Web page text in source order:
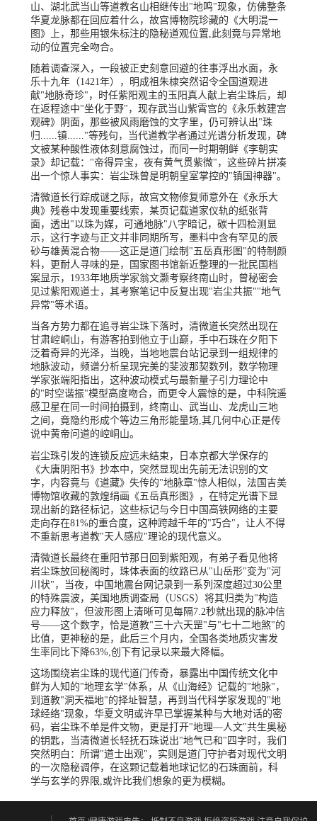
山、湖北武当山等道教名山相继传出"地鸣"现象，仿佛整条
华夏龙脉都在回应着什么，故宫博物院珍藏的《大明混一
图》上，那些用银朱标注的隐秘道观位置,此刻竟与异常地
动的位置完全吻合。
随着调查深入，一段被正史刻意回避的往事浮出水面，永
乐十九年（1421年），明成祖朱棣突然诏令全国道观进
献"地脉奇珍"，时任紫阳观主的玉阳真人献上岩尘珠后，却
在返程途中"坐化于野"，现存武当山紫霄宫的《永乐敕建宫
观碑》阴面，那些被风雨磨蚀的文字里，仍可辨认出"珠
归......镇......"等残句，当代道教学者通过光谱分析发现，碑
文被某种酸性液体刻意腐蚀过，而同一时期朝鲜《李朝实
录》却记载："帝得异宝，夜有黄气贯紫微"，这些碎片拼凑
出一个惊人事实：岩尘珠曾是明朝皇室掌控的"镇国神器"。
清微道长行踪成谜之际，故宫文物修复师意外在《永乐大
典》残卷中发现重要线索，某页记载道家仪轨的纸张背
面，透出"以珠为媒，可通地脉"八字暗记，碳十四检测显
示，这行字迹与正文并非同期所写，墨料中含有罕见的辰
砂与雄黄混合物——这正是道门绘制"五岳真形图"的特制颜
料，更耐人寻味的是，国家图书馆新近整理的一批民国档
案显示，1933年地质学家翁文灏考察终南山时，曾秘密会
见过紫阳观道士，其考察笔记中反复出现"岩尘共振""地气
异常"等术语。
当各方势力都在追寻岩尘珠下落时，清微道长突然出现在
甘肃崆峒山，有游客拍到他立于山巅，手中石珠在夕阳下
泛着奇异的光泽，当晚，当地地震台站记录到一组规律的
地脉波动，频谱分析呈现完美的斐波那契数列，数学物理
学家张端阳指出，这种波动模式与最新量子引力理论中
的"时空谐振"模型高度吻合，而更令人震惊的是，中科院遥
感卫星在同一时间拍摄到，终南山、武当山、龙虎山三地
之间，竟隐约形成个等边三角形能量场,其几何中心正是传
说中黄帝问道的崆峒山。
岩尘珠引发的连锁反应远未结束，日本京都大学保存的
《大唐阴阳书》抄本中，突然显现出先前无法识别的文
字，内容竟与《道藏》失传的"地脉章"惊人相似，法国吉美
博物馆收藏的敦煌绢画《五岳真形图》，在特定光谱下显
现出新的路径标记，这些标记与今日中国高铁网络的主要
走向存在81%的重合度，这种跨越千年的"巧合"，让人不得
不重新思考道教"天人感应"理论的现代意义。
清微道长最终在重阳节那日回到紫阳观，有弟子看见他将
岩尘珠放回秘阁时，珠体表面的纹路已从"山岳形"变为"河
川状"，当夜，中国地震台网记录到一系列深度超过30公里
的特殊震波，美国地质调查局（USGS）将其归类为"构造
应力释放"，但波形图上清晰可见每隔7.2秒就出现的脉冲信
号——这个数字，恰是道教"三十六天罡"与"七十二地煞"的
比值，更神秘的是，此后三个月内，全国各类地质灾害发
生率同比下降63%,创下有记录以来最大降幅。
这场围绕岩尘珠的现代道门传奇，暴露出中国传统文化中
鲜为人知的"地理玄学"体系，从《山海经》记载的"地脉"，
到道教"洞天福地"的择址智慧，再到当代科学家发现的"地
球经络"现象，华夏文明或许早已掌握某种与大地对话的密
码，岩尘珠不单是件文物，更是打开"地理—人文"共生奥秘
的钥匙，当清微道长轻抚石珠说出"地气已和"四字时，我们
突然明白：所谓"道士出观"，实则是道门守护者对现代文明
的一次隐秘调停，在这颗记载着地球记忆的石珠面前，科
学与玄学的界限,或许比我们想象的更为模糊。